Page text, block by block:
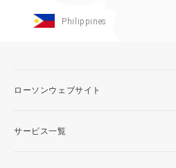
Philippines
ローソンウェブサイト
サービス一覧